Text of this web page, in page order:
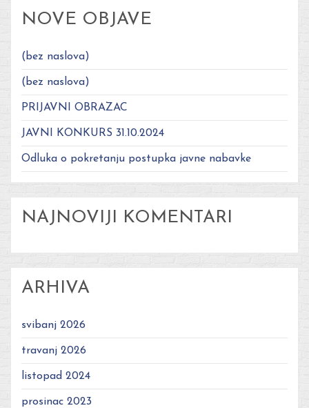
NOVE OBJAVE
(bez naslova)
(bez naslova)
PRIJAVNI OBRAZAC
JAVNI KONKURS 31.10.2024
Odluka o pokretanju postupka javne nabavke
NAJNOVIJI KOMENTARI
ARHIVA
svibanj 2026
travanj 2026
listopad 2024
prosinac 2023